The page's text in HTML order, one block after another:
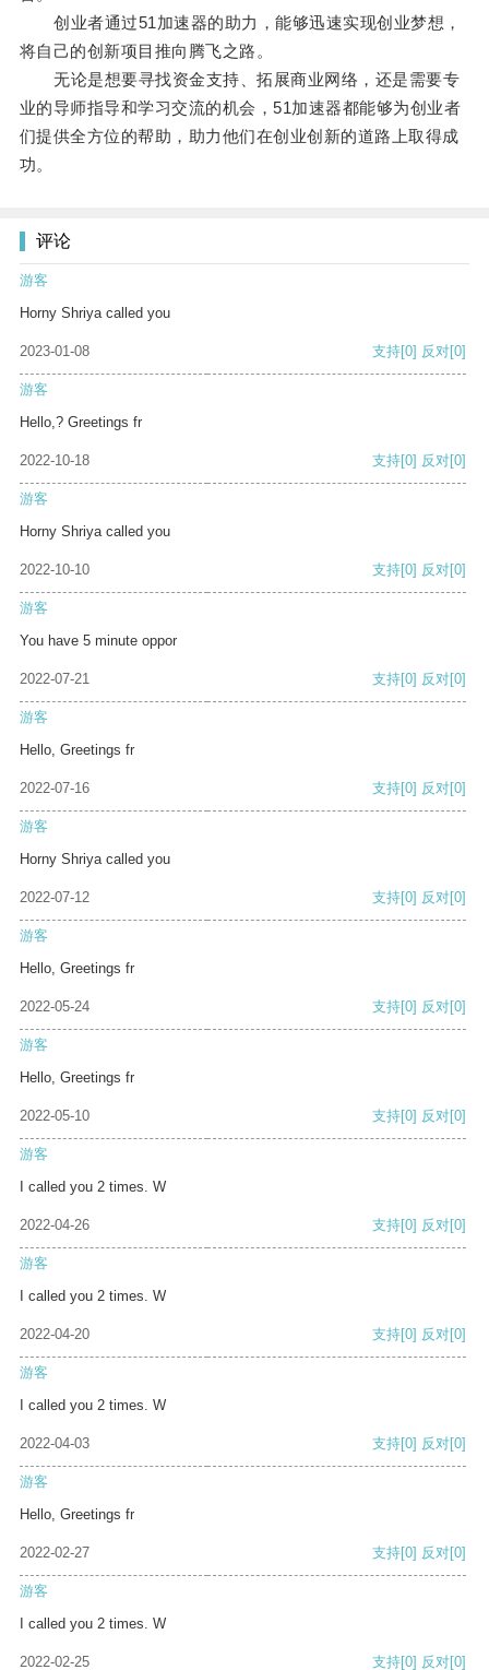
创业者通过51加速器的助力，能够迅速实现创业梦想，
将自己的创新项目推向腾飞之路。
无论是想要寻找资金支持、拓展商业网络，还是需要专
业的导师指导和学习交流的机会，51加速器都能够为创业者
们提供全方位的帮助，助力他们在创业创新的道路上取得成
功。
评论
游客
Horny Shriya called you
2023-01-08 支持[0] 反对[0]
游客
Hello,? Greetings fr
2022-10-18 支持[0] 反对[0]
游客
Horny Shriya called you
2022-10-10 支持[0] 反对[0]
游客
You have 5 minute oppor
2022-07-21 支持[0] 反对[0]
游客
Hello, Greetings fr
2022-07-16 支持[0] 反对[0]
游客
Horny Shriya called you
2022-07-12 支持[0] 反对[0]
游客
Hello, Greetings fr
2022-05-24 支持[0] 反对[0]
游客
Hello, Greetings fr
2022-05-10 支持[0] 反对[0]
游客
I called you 2 times. W
2022-04-26 支持[0] 反对[0]
游客
I called you 2 times. W
2022-04-20 支持[0] 反对[0]
游客
I called you 2 times. W
2022-04-03 支持[0] 反对[0]
游客
Hello, Greetings fr
2022-02-27 支持[0] 反对[0]
游客
I called you 2 times. W
2022-02-25 支持[0] 反对[0]